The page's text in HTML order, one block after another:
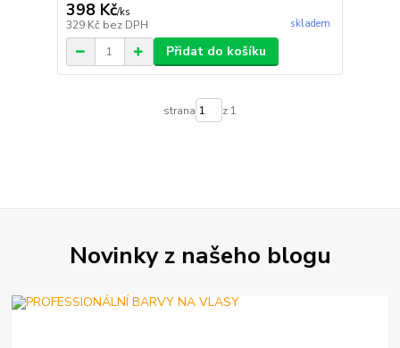
398 Kč/ks
329 Kč bez DPH skladem
Přidat do košíku
strana z 1
Novinky z našeho blogu